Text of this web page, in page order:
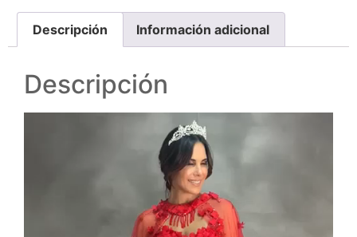
Descripción Información adicional
Descripción